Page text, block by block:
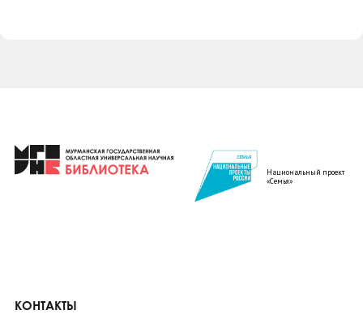
Национальный проект
«Семья»
КОНТАКТЫ